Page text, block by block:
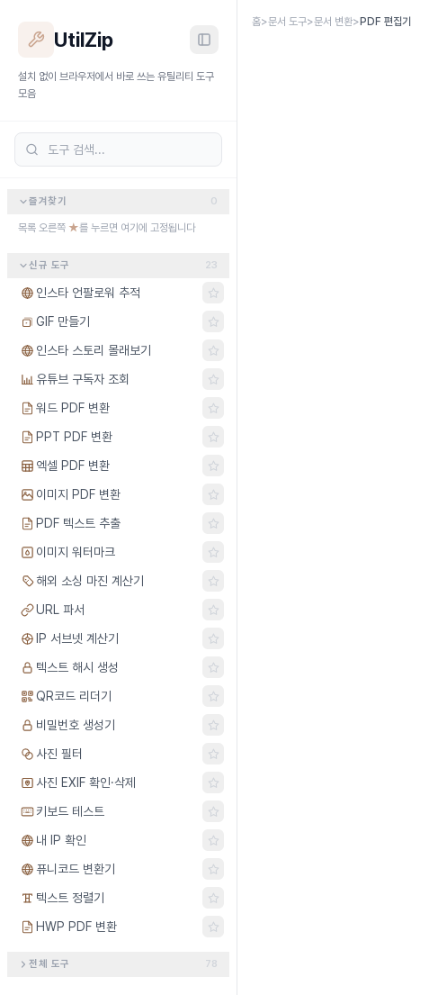
UtilZip
설치 없이 브라우저에서 바로 쓰는 유틸리티 도구
모음
즐겨찾기 0
목록 오른쪽 ★를 누르면 여기에 고정됩니다
신규 도구 23
인스타 언팔로워 추적
GIF 만들기
인스타 스토리 몰래보기
유튜브 구독자 조회
워드 PDF 변환
PPT PDF 변환
엑셀 PDF 변환
이미지 PDF 변환
PDF 텍스트 추출
이미지 워터마크
해외 소싱 마진 계산기
URL 파서
IP 서브넷 계산기
텍스트 해시 생성
QR코드 리더기
비밀번호 생성기
사진 필터
사진 EXIF 확인·삭제
키보드 테스트
내 IP 확인
퓨니코드 변환기
텍스트 정렬기
HWP PDF 변환
전체 도구 78
홈>문서 도구>문서 변환> PDF 편집기